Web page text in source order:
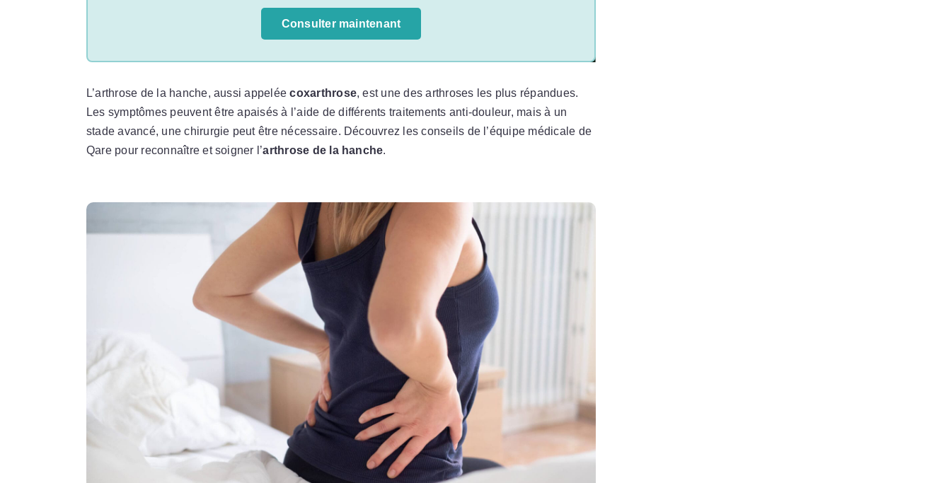
Consulter maintenant
L’arthrose de la hanche, aussi appeléecoxarthrose, est une des arthroses les plus répandues.
Les symptômes peuvent être apaisés à l’aide de différents traitements anti-douleur, mais à un
stade avancé, une chirurgie peut être nécessaire. Découvrez les conseils de l’équipe médicale de
Qare pour reconnaître et soigner l’arthrose de la hanche.